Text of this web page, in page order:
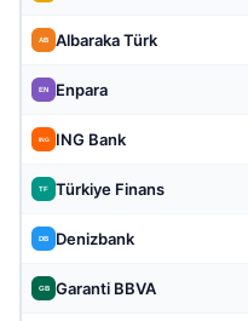
Albaraka Türk
Enpara
ING Bank
Türkiye Finans
Denizbank
Garanti BBVA